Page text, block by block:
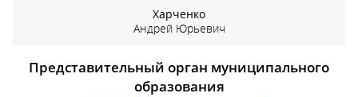
Харченко
Андрей Юрьевич
Представительный орган муниципального
образования